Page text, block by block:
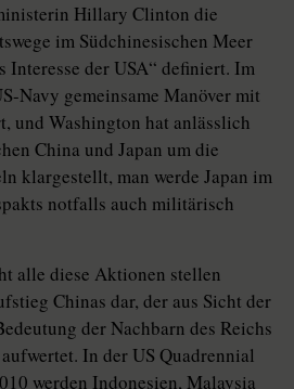
Hillary Clinton die
im Südchinesischen Meer
der USA“ definiert. Im
Navy gemeinsame Manöver mit
und Washington hat anlässlich
China und Japan um die
klargestellt, man werde Japan im
notfalls auch militärisch
alle diese Aktionen stellen
Chinas dar, der aus Sicht der
der Nachbarn des Reichs
In der US Quadrennial
werden Indonesien, Malaysia